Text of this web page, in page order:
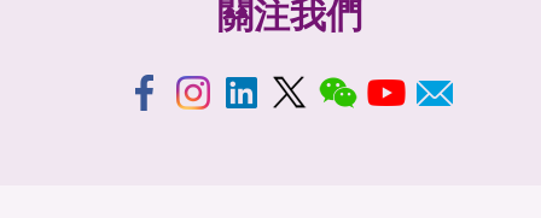
關注我們